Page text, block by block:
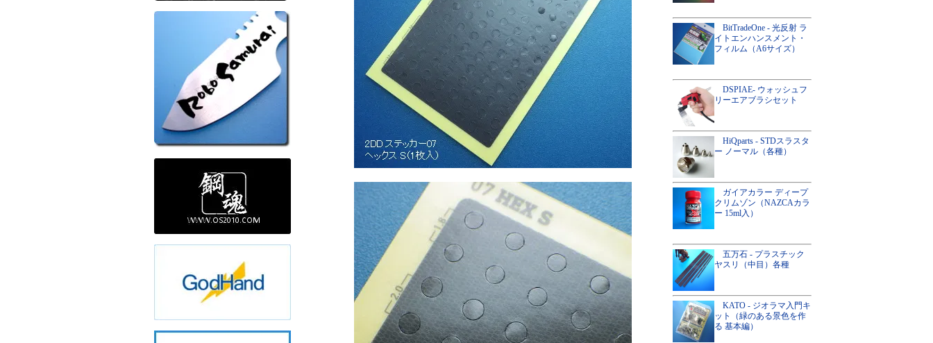
BitTradeOne - 光反射 ラ
イトエンハンスメント・
フィルム（A6サイズ）
DSPIAE- ウォッシュフ
リーエアブラシセット
HiQparts - STDスラスタ
ー ノーマル（各種）
ガイアカラー ディープ
クリムゾン（NAZCAカラ
ー 15ml入）
五万石 - プラスチック
ヤスリ（中目）各種
KATO - ジオラマ入門キ
ット（緑のある景色を作
る 基本編）